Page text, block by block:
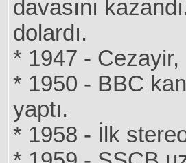
davasını
dolardı.
* 1947 - Cezayir,
* 1950 - BBC
yaptı.
* 1958 - İlk